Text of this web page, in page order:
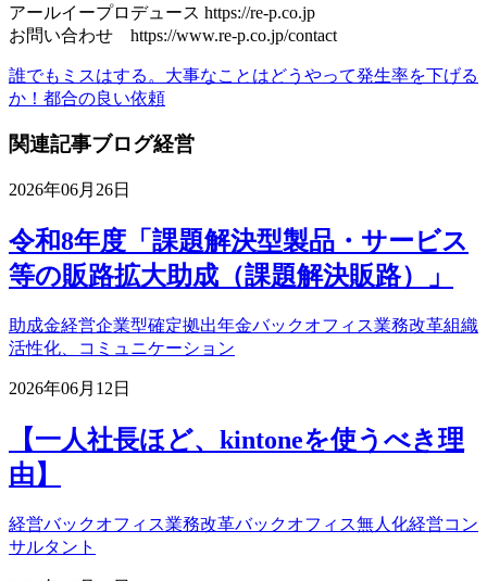
アールイープロデュース https://re-p.co.jp
お問い合わせ https://www.re-p.co.jp/contact
誰でもミスはする。大事なことはどうやって発生率を下げる
か！ 都合の良い依頼
関連記事ブログ経営
2026年06月26日
令和8年度「課題解決型製品・サービス
等の販路拡大助成（課題解決販路）」
助成金経営企業型確定拠出年金バックオフィス業務改革組織
活性化、コミュニケーション
2026年06月12日
【一人社長ほど、kintoneを使うべき理
由】
経営バックオフィス業務改革バックオフィス無人化経営コン
サルタント